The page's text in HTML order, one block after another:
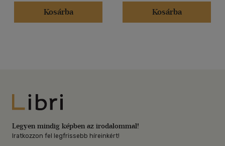
Kosárba
Kosárba
Libri
Legyen mindig képben az irodalommal!
Iratkozzon fel legfrissebb híreinkért!